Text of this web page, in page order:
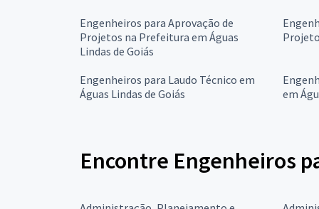
Engenheiros para Aprovação de
Projetos na Prefeitura em Águas
Lindas de Goiás
Engenheiros para Laudo Técnico em
Águas Lindas de Goiás
em
Encontre Engenheiros